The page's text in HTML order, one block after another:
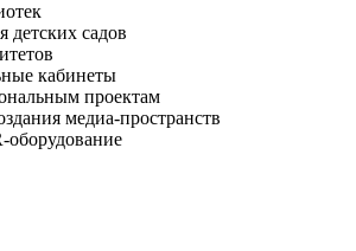
детских садов
кабинеты
проектам
медиа-пространств
оборудование